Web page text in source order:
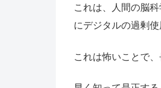
これは、人間の脳
にデジタルの過剰
これは怖いことで